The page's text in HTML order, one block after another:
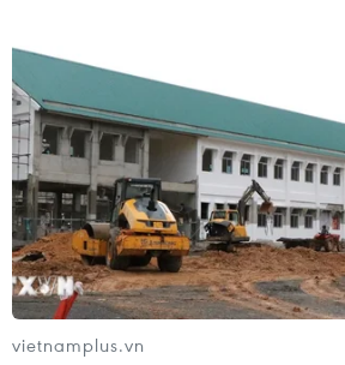
vietnamplus.vn